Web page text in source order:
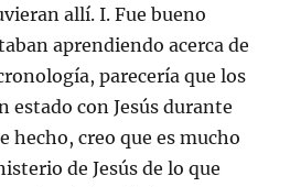
allí. I. Fue bueno
aprendiendo acerca de
parecería que los
estado con Jesús durante
hecho, creo que es mucho
de Jesús de lo que